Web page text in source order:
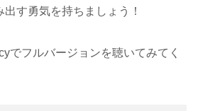
す勇気を持ちましょう！
でフルバージョンを聴いてみてく